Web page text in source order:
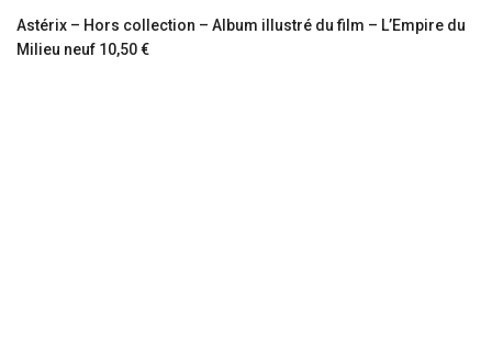
Astérix – Hors collection – Album illustré du film – L’Empire du
Milieu neuf 10,50 €